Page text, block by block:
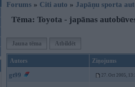
Forums » Citi auto » Japāņu sporta
Tēma: Toyota - japānas
Jauna tēma Atbildēt
Autors Ziņojums
gt99 27. Oct 2005,